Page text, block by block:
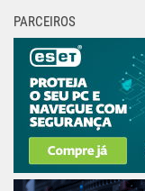
PARCEIROS